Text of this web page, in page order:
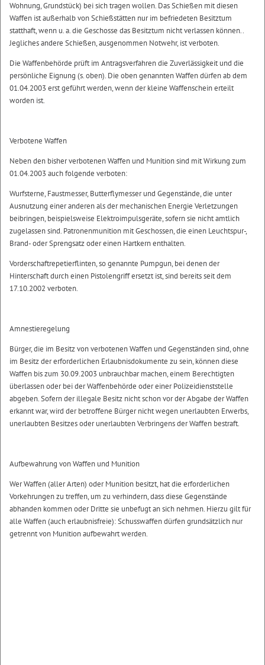
Wohnung, Grundstück) bei sich tragen wollen. Das Schießen mit diesen
Waffen ist außerhalb von Schießstätten nur im befriedeten Besitztum
statthaft, wenn u. a. die Geschosse das Besitztum nicht verlassen können..
Jegliches andere Schießen, ausgenommen Notwehr, ist verboten.
Die Waffenbehörde prüft im Antragsverfahren die Zuverlässigkeit und die
persönliche Eignung (s. oben). Die oben genannten Waffen dürfen ab dem
01.04.2003 erst geführt werden, wenn der kleine Waffenschein erteilt
worden ist.
Verbotene Waffen
Neben den bisher verbotenen Waffen und Munition sind mit Wirkung zum
01.04.2003 auch folgende verboten:
Wurfsterne, Faustmesser, Butterflymesser und Gegenstände, die unter
Ausnutzung einer anderen als der mechanischen Energie Verletzungen
beibringen, beispielsweise Elektroimpulsgeräte, sofern sie nicht amtlich
zugelassen sind. Patronenmunition mit Geschossen, die einen Leuchtspur-,
Brand- oder Sprengsatz oder einen Hartkern enthalten.
Vorderschaftrepetierflinten, so genannte Pumpgun, bei denen der
Hinterschaft durch einen Pistolengriff ersetzt ist, sind bereits seit dem
17.10.2002 verboten.
Amnestieregelung
Bürger, die im Besitz von verbotenen Waffen und Gegenständen sind, ohne
im Besitz der erforderlichen Erlaubnisdokumente zu sein, können diese
Waffen bis zum 30.09.2003 unbrauchbar machen, einem Berechtigten
überlassen oder bei der Waffenbehörde oder einer Polizeidienststelle
abgeben. Sofern der illegale Besitz nicht schon vor der Abgabe der Waffen
erkannt war, wird der betroffene Bürger nicht wegen unerlaubten Erwerbs,
unerlaubten Besitzes oder unerlaubten Verbringens der Waffen bestraft.
Aufbewahrung von Waffen und Munition
Wer Waffen (aller Arten) oder Munition besitzt, hat die erforderlichen
Vorkehrungen zu treffen, um zu verhindern, dass diese Gegenstände
abhanden kommen oder Dritte sie unbefugt an sich nehmen. Hierzu gilt für
alle Waffen (auch erlaubnisfreie): Schusswaffen dürfen grundsätzlich nur
getrennt von Munition aufbewahrt werden.